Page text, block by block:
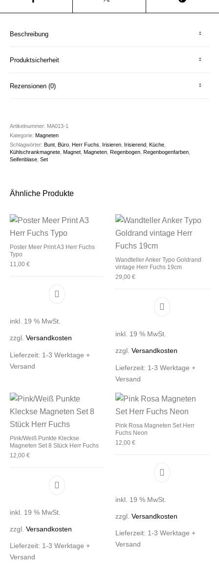
Beschreibung
Produktsicherheit
Rezensionen (0)
Artikelnummer: MA013-1
Kategorie:Magneten
Schlagwörter:Bunt ,Büro ,Herr Fuchs Irisieren Irisierend ,Küche
Kühlschrankmagnete ,Magnet ,Magneten ,Regenbogen ,Regenbogenfarben
Seifenblase ,Set
Ähnliche Produkte
Poster Meer Print A3 Herr Fuchs
Typo
11,00€
inkl. 19 % MwSt.
zzgl.Versandkosten
Lieferzeit: 1-3 Werktage +
Versand
Wandteller Anker Typo Goldrand
vintage Herr Fuchs 19cm
29,00 €
inkl. 19 % MwSt.
zzgl. Versandkosten
Lieferzeit: 1-3 Werktage +
Versand
Pink/Weiß Punkte Kleckse
Magneten Set 8 Stück Herr Fuchs
12,00€
inkl. 19 % MwSt.
zzgl.Versandkosten
Lieferzeit: 1-3 Werktage +
Versand
Pink Rosa Magneten Set Herr
Fuchs Neon
12,00 €
inkl. 19 % MwSt.
zzgl. Versandkosten
Lieferzeit: 1-3 Werktage +
Versand